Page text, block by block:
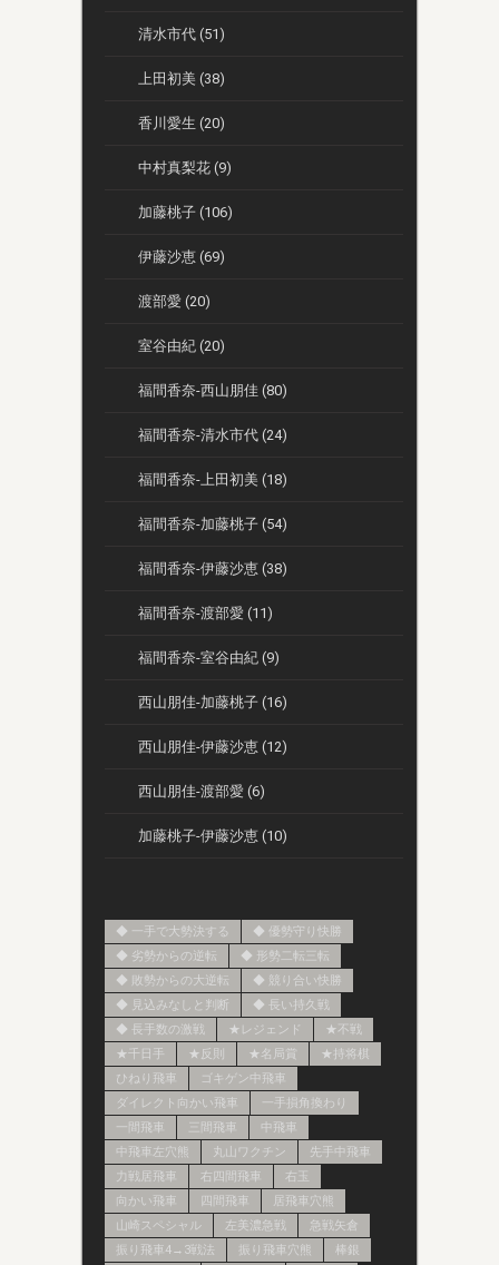
清水市代 (51)
上田初美 (38)
香川愛生 (20)
中村真梨花 (9)
加藤桃子 (106)
伊藤沙恵 (69)
渡部愛 (20)
室谷由紀 (20)
福間香奈-西山朋佳 (80)
福間香奈-清水市代 (24)
福間香奈-上田初美 (18)
福間香奈-加藤桃子 (54)
福間香奈-伊藤沙恵 (38)
福間香奈-渡部愛 (11)
福間香奈-室谷由紀 (9)
西山朋佳-加藤桃子 (16)
西山朋佳-伊藤沙恵 (12)
西山朋佳-渡部愛 (6)
加藤桃子-伊藤沙恵 (10)
◆ 一手で大勢決する
◆ 優勢守り快勝
◆ 劣勢からの逆転
◆ 形勢二転三転
◆ 敗勢からの大逆転
◆ 競り合い快勝
◆ 見込みなしと判断
◆ 長い持久戦
◆ 長手数の激戦
★レジェンド
★不戦
★千日手
★反則 ★名局賞
★持将棋
ひねり飛車
ゴキゲン中飛車
ダイレクト向かい飛車
一手損角換わり
一間飛車
三間飛車
中飛車
中飛車左穴熊
丸山ワクチン
先手中飛車
力戦居飛車
右四間飛車
右玉
向かい飛車
四間飛車
居飛車穴熊
山崎スペシャル
左美濃急戦
急戦矢倉
振り飛車4→3戦法
振り飛車穴熊 棒銀